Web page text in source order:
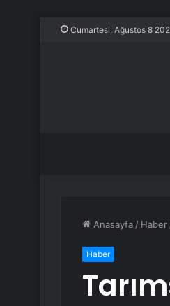
Cumartesi, Ağustos 8
Anasayfa / Haber
Haber